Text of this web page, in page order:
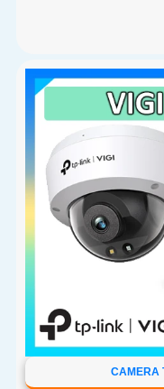
CAMERA